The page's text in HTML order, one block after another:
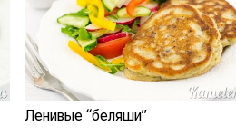
Ленивые “беляши”